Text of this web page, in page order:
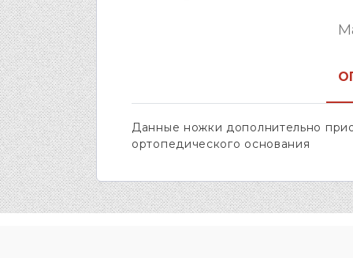
Данные ножки дополнительно
ортопедического основания